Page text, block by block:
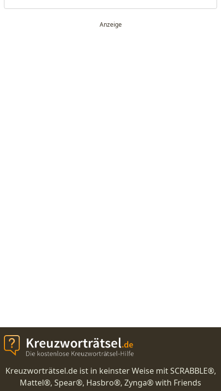
Kreuzworträtsel.de ist in keinster Weise mit SCRABBLE®,
Mattel®, Spear®, Hasbro®, Zynga® with Friends